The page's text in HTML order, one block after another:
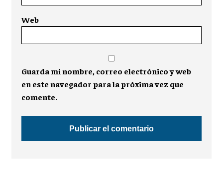
Web
Guarda mi nombre, correo electrónico y web
en este navegador para la próxima vez que
comente.